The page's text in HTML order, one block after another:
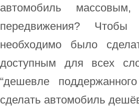
автомобиль
передвижения?
необходимо было
доступным для всех
“дешевле
сделать автомобиль